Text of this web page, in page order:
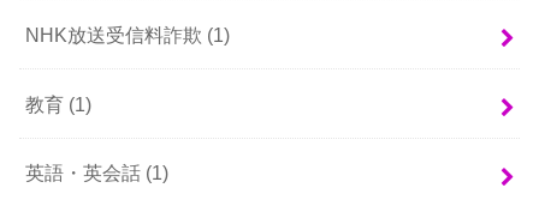
NHK放送受信料詐欺 (1)
教育 (1)
英語・英会話 (1)